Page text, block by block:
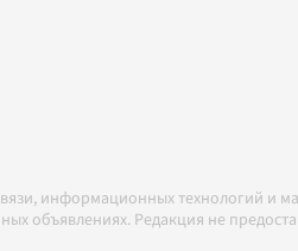
информационных технологий и
объявлениях. Редакция не